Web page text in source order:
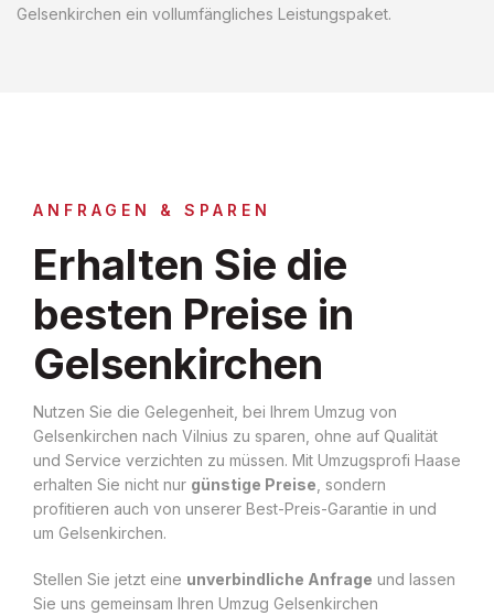
Gelsenkirchen ein vollumfängliches Leistungspaket.
ANFRAGEN & SPAREN
Erhalten Sie die
besten Preise in
Gelsenkirchen
Nutzen Sie die Gelegenheit, bei Ihrem Umzug von
Gelsenkirchen nach Vilnius zu sparen, ohne auf Qualität
und Service verzichten zu müssen. Mit Umzugsprofi Haase
erhalten Sie nicht nur günstige Preise , sondern
profitieren auch von unserer Best-Preis-Garantie in und
um Gelsenkirchen.
Stellen Sie jetzt eine unverbindliche Anfrage und lassen
Sie uns gemeinsam Ihren Umzug Gelsenkirchen